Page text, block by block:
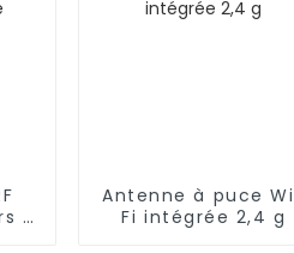
N
Antenne à puce
Fi intégrée 2,4 g